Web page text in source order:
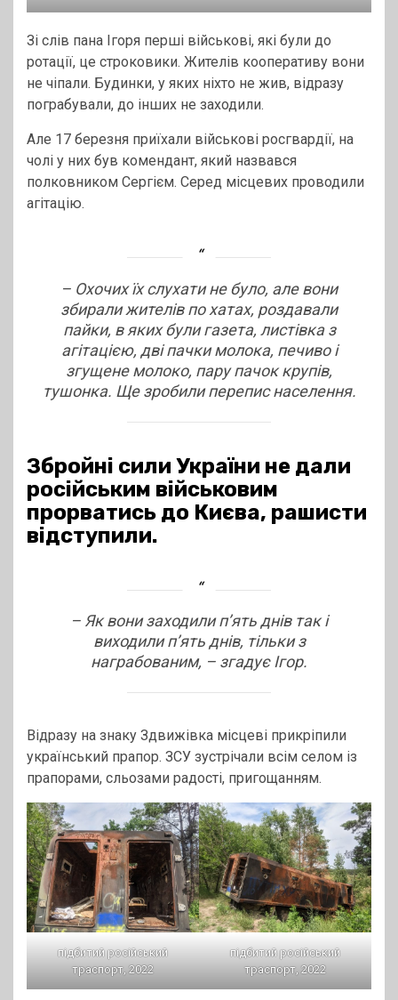
Зі слів пана Ігоря перші військові, які були до
ротації, це строковики. Жителів кооперативу вони
не чіпали. Будинки, у яких ніхто не жив, відразу
пограбували, до інших не заходили.
Але 17 березня приїхали військові росгвардії, на
чолі у них був комендант, який назвався
полковником Сергієм. Серед місцевих проводили
агітацію.
– Охочих їх слухати не було, але вони
збирали жителів по хатах, роздавали
пайки, в яких були газета, листівка з
агітацією, дві пачки молока, печиво і
згущене молоко, пару пачок крупів,
тушонка. Ще зробили перепис населення.
Збройні сили України не дали
російським військовим
прорватись до Києва, рашисти
відступили.
– Як вони заходили п’ять днів так і
виходили п’ять днів, тільки з
награбованим, – згадує Ігор.
Відразу на знаку Здвижівка місцеві прикріпили
український прапор. ЗСУ зустрічали всім селом із
прапорами, сльозами радості, пригощанням.
підбитий російський
траспорт, 2022
підбитий російський
траспорт, 2022